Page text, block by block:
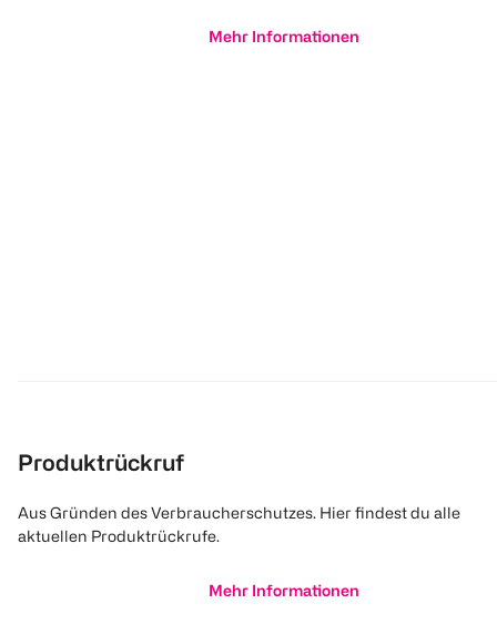
Mehr Informationen
Produktrückruf
Aus Gründen des Verbraucherschutzes. Hier findest du alle
aktuellen Produktrückrufe.
Mehr Informationen